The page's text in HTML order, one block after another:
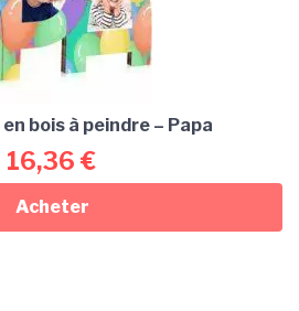
bois à peindre – Papa
16,36 €
Acheter